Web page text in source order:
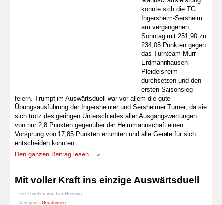
konnte sich die TG
Ingersheim-Sersheim
am vergangenen
Sonntag mit 251,90 zu
234,05 Punkten gegen
das Turnteam Murr-
Erdmannhausen-
Pleidelsheim
durchsetzen und den
ersten Saisonsieg
feiern. Trumpf im Auswärtsduell war vor allem die gute
Übungsausführung der Ingersheimer und Sersheimer Turner, da sie
sich trotz des geringen Unterschiedes aller Ausgangswertungen
von nur 2,8 Punkten gegenüber der Heimmannschaft einen
Vorsprung von 17,85 Punkten erturnten und alle Geräte für sich
entscheiden konnten.
Den ganzen Beitrag lesen... »
Mit voller Kraft ins einzige Auswärtsduell
Geschrieben von Tim Henning
Kategorie: Gerätturnen